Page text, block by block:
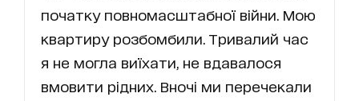
початку повномасштабної війни. Мою
квартиру розбомбили. Тривалий час
я не могла виїхати, не вдавалося
вмовити рідних. Вночі ми перечекали